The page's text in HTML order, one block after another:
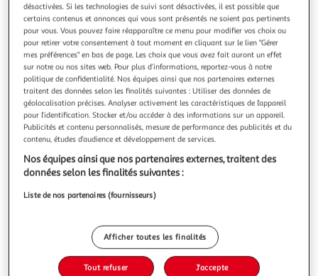
J-LINE
Décoration murale métal fleurs 103cm blanc & rose
Informations Techniques : Dimensions : L. 103 x l. 61 x H. 4,5
cm Matière : Métal Spécificités : Tendance & Chic
Décoration Murale A Suspendre Design Fleurs Poids : 1,6 kg
Couleur : Blanc & Rose
En savoir +
Vendu par Paris Prix
Livraison dès 1/2 semaines
8,99€
Plus d'options
désactivées. Si les technologies de suivi sont désactivées, il est possible que
certains contenus et annonces qui vous sont présentés ne soient pas pertinents
pour vous. Vous pouvez faire réapparaître ce menu pour modifier vos choix ou
pour retirer votre consentement à tout moment en cliquant sur le lien "Gérer
mes préférences" en bas de page. Les choix que vous avez fait auront un effet
sur notre ou nos sites web. Pour plus d’informations, reportez-vous à notre
politique de confidentialité. Nos équipes ainsi que nos partenaires externes
traitent des données selon les finalités suivantes : Utiliser des données de
géolocalisation précises. Analyser activement les caractéristiques de l’appareil
pour l’identification. Stocker et/ou accéder à des informations sur un appareil.
Publicités et contenu personnalisés, mesure de performance des publicités et du
contenu, études d’audience et développement de services.
Nos équipes ainsi que nos partenaires externes, traitent des
données selon les finalités suivantes :
Liste de nos partenaires (fournisseurs)
Afficher toutes les finalités
Tout refuser J'accepte